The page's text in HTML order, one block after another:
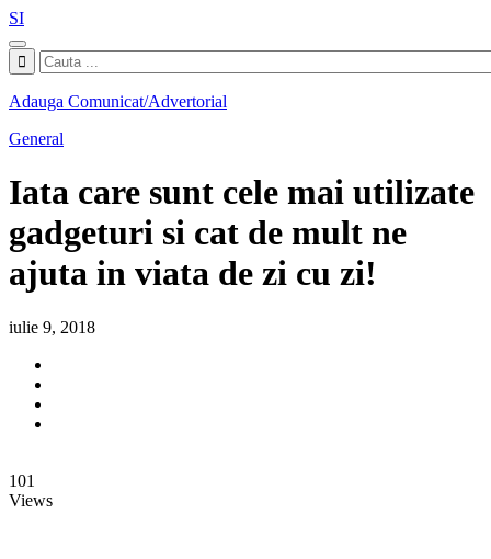
SI
Adauga Comunicat/Advertorial
General
Iata care sunt cele mai utilizate
gadgeturi si cat de mult ne
ajuta in viata de zi cu zi!
iulie 9, 2018
101
Views